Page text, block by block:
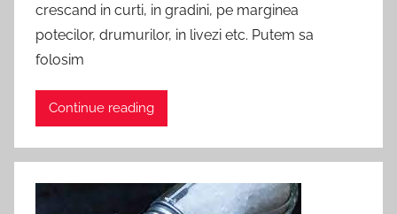
crescand in curti, in gradini, pe marginea
potecilor, drumurilor, in livezi etc. Putem sa
folosim
Continue reading